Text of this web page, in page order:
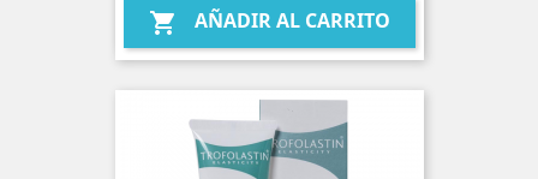
 AÑADIR AL CARRITO